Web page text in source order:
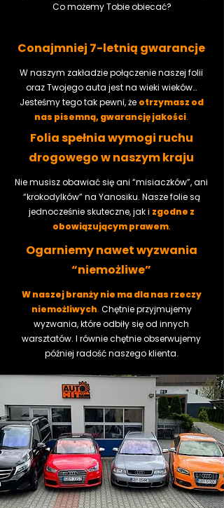
Co możemy Tobie obiecać?
Conajmniej 7-letnią gwarancje
W naszym zakładzie połączenie naszej folii
oraz Twojego auta jest na wieki wieków…
Jesteśmy tego tak pewni, że otrzymasz od
nas pisemną, gwarancję jakości.
Folia spełnia wymogi ruchu
drogowegow naszym kraju
Nie musisz obawiać się ani “misiaczków”, ani
“krokodylków” na Yanosiku. Nasze folie są
jednocześnie skuteczne, jak i zgodne z
obowiązującym prawem.
Ogarniemy nawet wyzwania
“niemożliwe”
W naszej branży nie ma dla nas rzeczy
niemożliwych. Chętnie przyjmujemy
wyzwania, które odbiły się od innych
warsztatów. I równie chętnie obserwujemy
później radość naszego klienta.